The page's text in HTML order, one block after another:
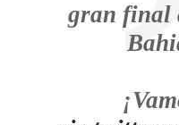
gran final